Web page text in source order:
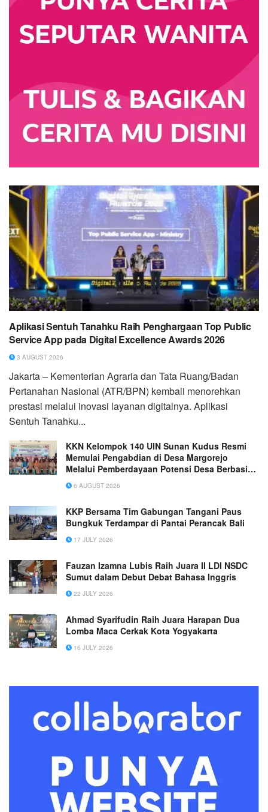
Aplikasi Sentuh Tanahku Raih Penghargaan Top Public
Service App pada Digital Excellence Awards 2026
3 AUGUST 2026
Jakarta – Kementerian Agraria dan Tata Ruang/Badan
Pertanahan Nasional (ATR/BPN) kembali menorehkan
prestasi melalui inovasi layanan digitalnya. Aplikasi
Sentuh Tanahku...
KKN Kelompok 140 UIN Sunan Kudus Resmi
Memulai Pengabdian di Desa Margorejo
Melalui Pemberdayaan Potensi Desa Berbasis
Ekoteologi
6 AUGUST 2026
KKP Bersama Tim Gabungan Tangani Paus
Bungkuk Terdampar di Pantai Perancak Bali
17 JULY 2026
Fauzan Izamna Lubis Raih Juara II LDI NSDC
Sumut dalam Debut Debat Bahasa Inggris
22 JULY 2026
Ahmad Syarifudin Raih Juara Harapan Dua
Lomba Maca Cerkak Kota Yogyakarta
16 JULY 2026